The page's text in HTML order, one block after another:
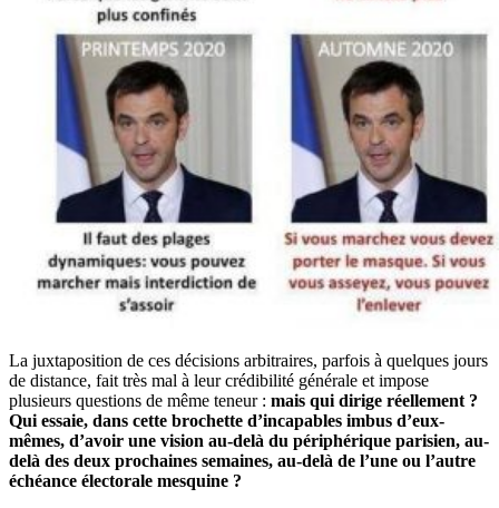
La juxtaposition de ces décisions arbitraires, parfois à quelques jours
de distance, fait très mal à leur crédibilité générale et impose
plusieurs questions de même teneur : mais qui dirige réellement ?
Qui essaie, dans cette brochette d’incapables imbus d’eux-
mêmes, d’avoir une vision au-delà du périphérique parisien, au-
delà des deux prochaines semaines, au-delà de l’une ou l’autre
échéance électorale mesquine ?